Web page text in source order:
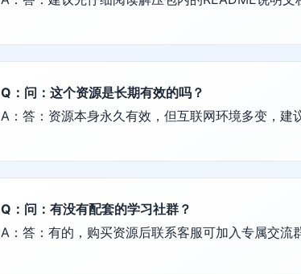
Q：问：这个资源是长期有效的吗？
A：答：资源本身永久有效，但互联网环境多变，建
Q：问：有没有配套的学习社群？
A：答：有的，购买资源后联系客服可加入专属交流